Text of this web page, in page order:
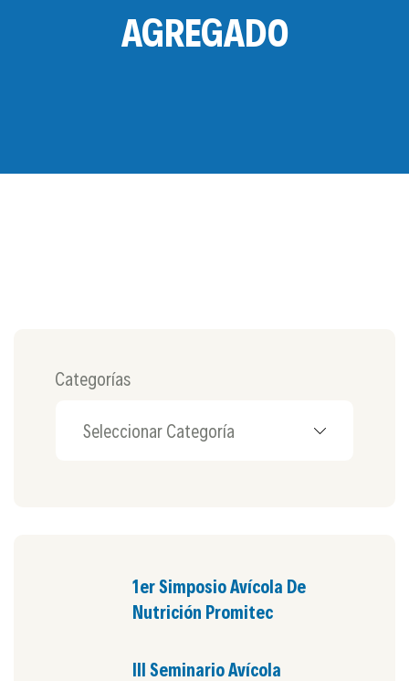
AGREGADO
Categorías
1er Simposio Avícola De
Nutrición Promitec
III Seminario Avícola